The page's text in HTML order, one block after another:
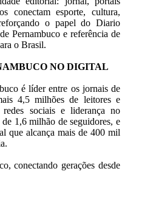
conectam esporte, cultura,
o papel do Diario
Pernambuco e referência de
o Brasil.
NO DIGITAL
é líder entre os jornais de
4,5 milhões de leitores e
redes sociais e liderança no
1,6 milhão de seguidores, e
que alcança mais de 400 mil
conectando gerações desde